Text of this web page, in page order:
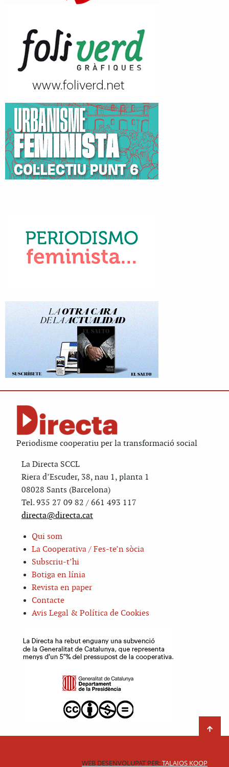
Periodisme cooperatiu per la transformació social
La Directa SCCL
Riera d’Escuder, 38, nau 1, planta 1
08028 Sants (Barcelona)
Tel. 935 27 09 82 / 661 493 117
directa@directa.cat
Qui som
La Cooperativa / Fes-te’n sòcia
Subscriu-t’hi
Botiga en línia
Revista en paper
Contacte
Avis Legal & Política de Cookies
WEB DESENVOLUPAT PER:TALAIOS KOOP